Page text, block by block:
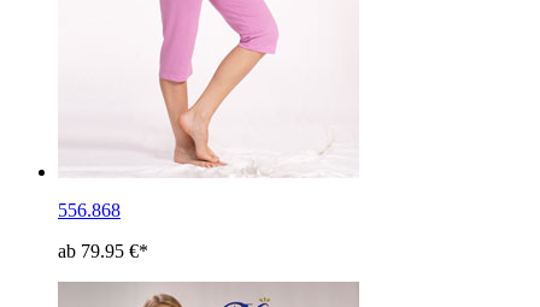
556.868
ab 79.95 €*